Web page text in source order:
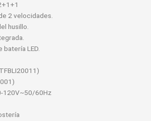
2 velocidades.
husillo.
batería LED.
120V~50/60Hz